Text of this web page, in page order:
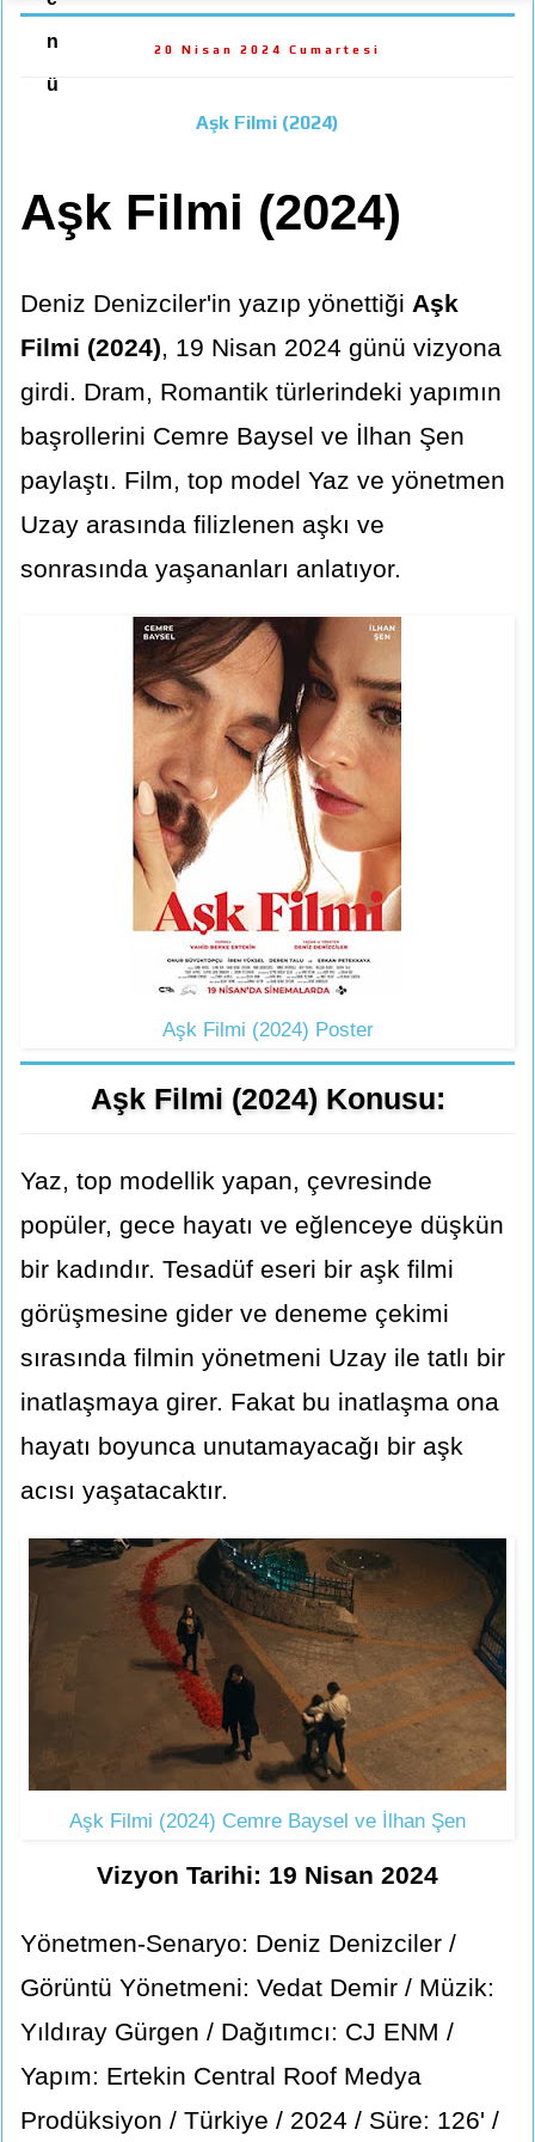
n
ü
20 Nisan 2024 Cumartesi
Aşk Filmi (2024)
Aşk Filmi (2024)
Deniz Denizciler'in yazıp yönettiği Aşk
Filmi (2024), 19 Nisan 2024 günü vizyona
girdi. Dram, Romantik türlerindeki yapımın
başrollerini Cemre Baysel ve İlhan Şen
paylaştı. Film, top model Yaz ve yönetmen
Uzay arasında filizlenen aşkı ve
sonrasında yaşananları anlatıyor.
Aşk Filmi (2024) Poster
Aşk Filmi (2024) Konusu:
Yaz, top modellik yapan, çevresinde
popüler, gece hayatı ve eğlenceye düşkün
bir kadındır. Tesadüf eseri bir aşk filmi
görüşmesine gider ve deneme çekimi
sırasında filmin yönetmeni Uzay ile tatlı bir
inatlaşmaya girer. Fakat bu inatlaşma ona
hayatı boyunca unutamayacağı bir aşk
acısı yaşatacaktır.
Aşk Filmi (2024) Cemre Baysel ve İlhan Şen
Vizyon Tarihi: 19 Nisan 2024
Yönetmen-Senaryo: Deniz Denizciler /
Görüntü Yönetmeni: Vedat Demir / Müzik:
Yıldıray Gürgen / Dağıtımcı: CJ ENM /
Yapım: Ertekin Central Roof Medya
Prodüksiyon / Türkiye / 2024 / Süre: 126' /